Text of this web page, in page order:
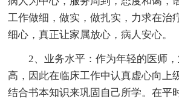
工作做细，做实，做扎实，力求在治
细心，真正让家属放心，病人安心。
2、业务水平：作为年轻的医师，
高，因此在临床工作中认真虚心向上
结合书本知识来巩固自己所学。在平